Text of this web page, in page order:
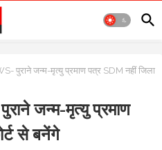
पुराने जन्म-मृत्यु प्रमाण पत्र SDM नहीं जिला
जन्म-मृत्यु प्रमाण
से बनेंगे